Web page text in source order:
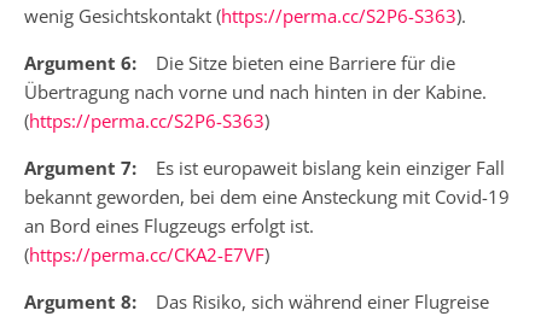
wenig Gesichtskontakt (https://perma.cc/S2P6-S363).
Argument 6:
Die Sitze bieten eine Barriere für die
Übertragung nach vorne und nach hinten in der Kabine.
(https://perma.cc/S2P6-S363)
Argument 7: Es ist europaweit bislang kein einziger Fall
bekannt geworden, bei dem eine Ansteckung mit Covid-19
an Bord eines Flugzeugs erfolgt ist.
(https://perma.cc/CKA2-E7VF)
Argument 8: Das Risiko, sich während einer Flugreise